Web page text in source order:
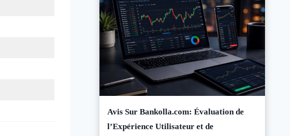
Avis Sur Bankolla.com: Évaluation de
l’Expérience Utilisateur et de